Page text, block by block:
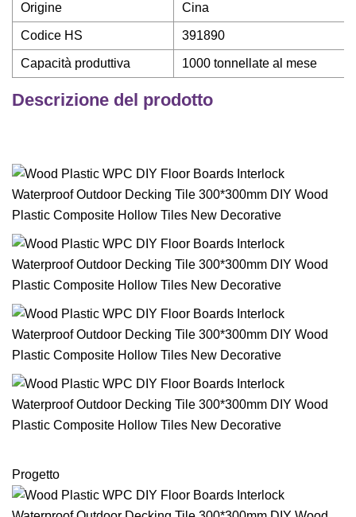
Origine Cina
Codice HS 391890
Capacità produttiva 1000 tonnellate al mese
Descrizione del prodotto
Progetto